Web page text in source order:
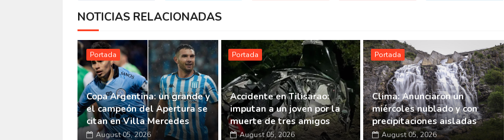
NOTICIAS RELACIONADAS
Portada
Copa Argentina: un grande y
el campeón del Apertura se
citan en Villa Mercedes
August 05, 2026
Portada
Accidente en Tilisarao:
imputan a un joven por la
muerte de tres amigos
August 05, 2026
Portada
Clima: Anunciaron un
miércoles nublado y con
precipitaciones aisladas
August 05, 2026